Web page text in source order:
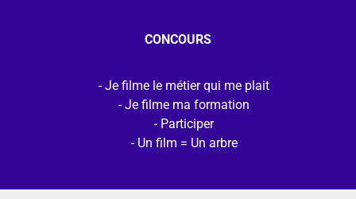
CONCOURS
Je filme le métier qui me plait
Je filme ma formation
Participer
Un film = Un arbre